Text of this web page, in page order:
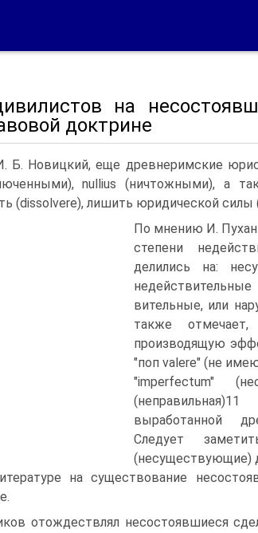
на
доктрине
Б. Новицкий, еще древнеримские
nullius (ничтожными), а
(dissolvere), лишить юридической силы
По мнению И.
степени
делились на:
вительные, или
также
производящую
"поп valere" (не
"imperfectum"
выработанной
Следует
(несуществующие)
на существование
отождествлял несостоявшиеся